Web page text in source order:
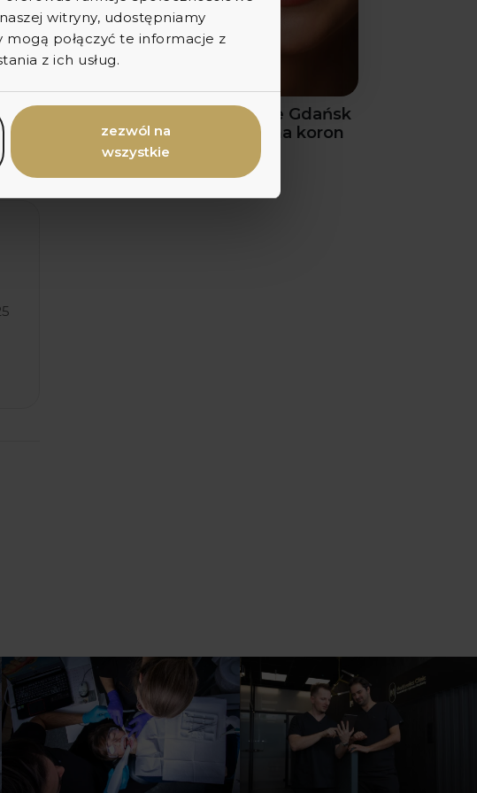
witryny, udostępniamy
połączyć te informacje z
z ich usług.
zezwól na
wszystkie
i
Korony pełnoceramiczne Gdańsk
— rodzaje, trwałość i cena koron
cyrkonowych